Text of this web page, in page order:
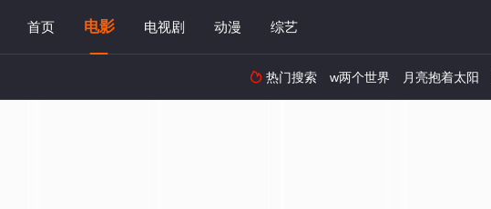
首页 电影 电视剧 动漫 综艺
 热门搜索 w两个世界 月亮抱着太阳